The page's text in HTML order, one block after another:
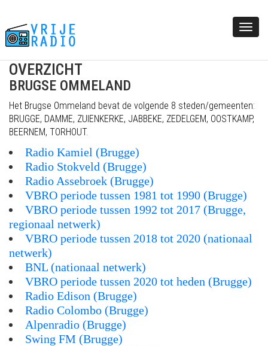
OVERZICHT
BRUGSE OMMELAND
Het Brugse Ommeland bevat de volgende 8 steden/gemeenten:
BRUGGE, DAMME, ZUIENKERKE, JABBEKE, ZEDELGEM, OOSTKAMP,
BEERNEM, TORHOUT.
Radio Kamiel (Brugge)
Radio Stokveld (Brugge)
Radio Assebroek (Brugge)
VBRO periode tussen 1981 tot 1990 (Brugge)
VBRO periode tussen 1992 tot 2017 (Brugge,
regionaal netwerk)
VBRO periode tussen 2018 tot 2020 (nationaal
netwerk)
BNL (nationaal netwerk)
VBRO periode tussen 2020 tot heden (Brugge)
Radio Edison (Brugge)
Radio Colombo (Brugge)
Alpenradio (Brugge)
Swing FM (Brugge)